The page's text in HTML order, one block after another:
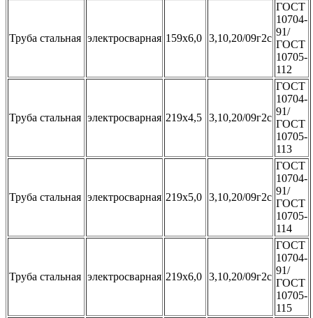
Труба стальная электросварная 159х6,0 3,10,20/09г2с
ГОСТ
10704-
91/
ГОСТ
10705-
112
Труба стальная электросварная 219x4,5 3,10,20/09г2с
ГОСТ
10704-
91/
ГОСТ
10705-
113
Труба стальная электросварная 219x5,0 3,10,20/09г2с
ГОСТ
10704-
91/
ГОСТ
10705-
114
Труба стальная электросварная 219x6,0 3,10,20/09г2с
ГОСТ
10704-
91/
ГОСТ
10705-
115